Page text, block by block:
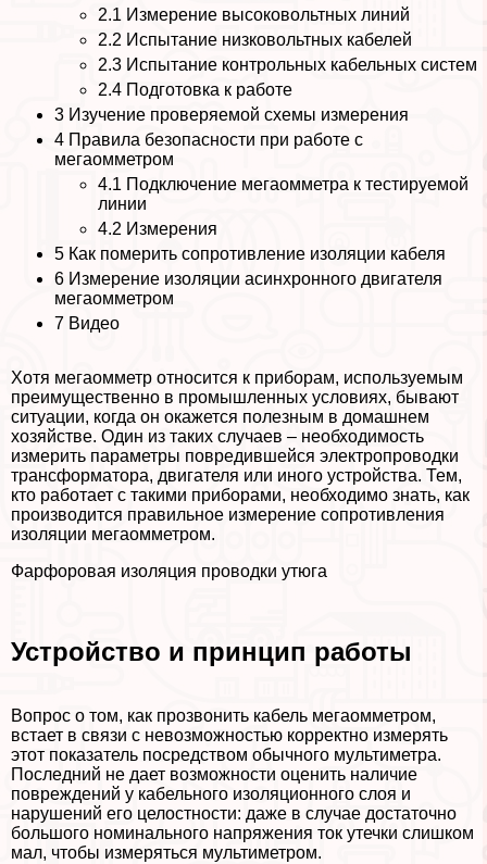
2.1 Измерение высоковольтных линий
2.2 Испытание низковольтных кабелей
2.3 Испытание контрольных кабельных систем
2.4 Подготовка к работе
3 Изучение проверяемой схемы измерения
4 Правила безопасности при работе с
мегаомметром
4.1 Подключение мегаомметра к тестируемой
линии
4.2 Измерения
5 Как померить сопротивление изоляции кабеля
6 Измерение изоляции асинхронного двигателя
мегаомметром
7 Видео
Хотя мегаомметр относится к приборам, используемым
преимущественно в промышленных условиях, бывают
ситуации, когда он окажется полезным в домашнем
хозяйстве. Один из таких случаев – необходимость
измерить параметры повредившейся электропроводки
трaнcформатора, двигателя или иного устройства. Тем,
кто работает с такими приборами, необходимо знать, как
производится правильное измерение сопротивления
изоляции мегаомметром.
Фарфоровая изоляция проводки утюга
Устройство и принцип работы
Вопрос о том, как прозвонить кабель мегаомметром,
встает в связи с невозможностью корректно измерять
этот показатель посредством обычного мультиметра.
Последний не дает возможности оценить наличие
повреждений у кабельного изоляционного слоя и
нарушений его целостности: даже в случае достаточно
большого номинального напряжения ток утечки слишком
мал, чтобы измеряться мультиметром.